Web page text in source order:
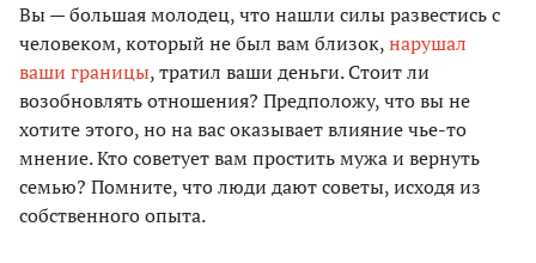
Вы — большая молодец, что нашли силы развестись с
человеком, который не был вам близок,нарушал
ваши границы, тратил ваши деньги. Стоит ли
возобновлять отношения? Предположу, что вы не
хотите этого, но на вас оказывает влияние чье-то
мнение. Кто советует вам простить мужа и вернуть
семью? Помните, что люди дают советы, исходя из
собственного опыта.